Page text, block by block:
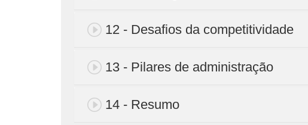
12 - Desafios da competitividade
13 - Pilares de administração
14 - Resumo